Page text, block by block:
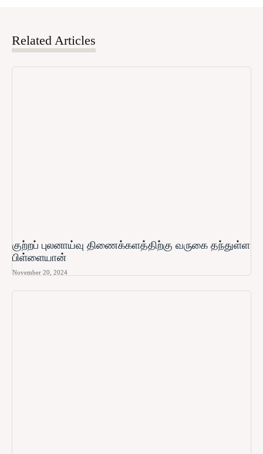
Related Articles
குற்றப் புலனாய்வு திணைக்களத்திற்கு வருகை தந்துள்ள
பிள்ளையான்
November 20, 2024